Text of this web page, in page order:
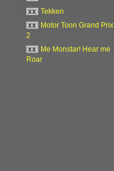
xx
Tekken
xx
Motor Toon Grand Prix
2
xx
Me Monstar! Hear me
Roar